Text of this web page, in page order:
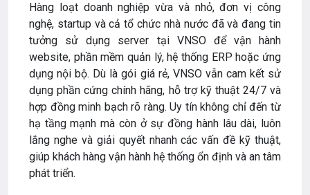
Hàng loạt doanh nghiệp vừa và nhỏ, đơn vị công
nghệ, startup và cả tổ chức nhà nước đã và đang tin
tưởng sử dụng server tại VNSO để vận hành
website, phần mềm quản lý, hệ thống ERP hoặc ứng
dụng nội bộ. Dù là gói giá rẻ, VNSO vẫn cam kết sử
dụng phần cứng chính hãng, hỗ trợ kỹ thuật 24/7 và
hợp đồng minh bạch rõ ràng. Uy tín không chỉ đến từ
hạ tầng mạnh mà còn ở sự đồng hành lâu dài, luôn
lắng nghe và giải quyết nhanh các vấn đề kỹ thuật,
giúp khách hàng vận hành hệ thống ổn định và an tâm
phát triển.